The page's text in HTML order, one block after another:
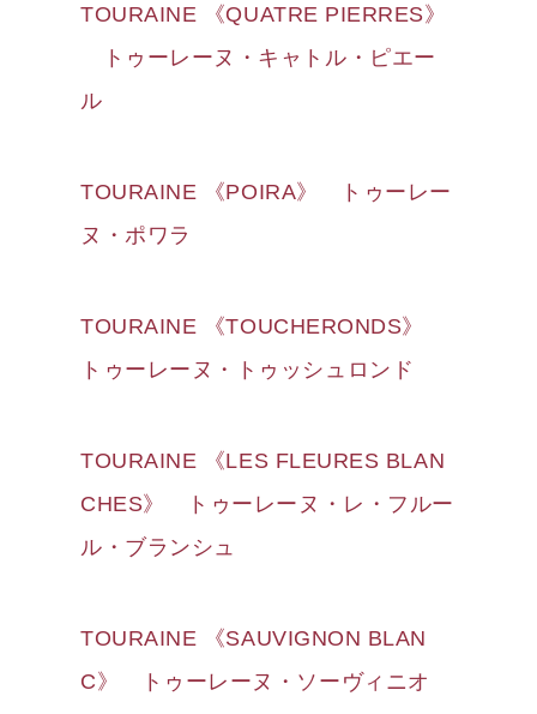
TOURAINE 《QUATRE PIERRES》
トゥーレーヌ・キャトル・ピエー
ル
TOURAINE 《POIRA》 トゥーレー
ヌ・ポワラ
TOURAINE 《TOUCHERONDS》
トゥーレーヌ・トゥッシュロンド
TOURAINE 《LES FLEURES BLAN
CHES》 トゥーレーヌ・レ・フルー
ル・ブランシュ
TOURAINE 《SAUVIGNON BLAN
C》 トゥーレーヌ・ソーヴィニオ